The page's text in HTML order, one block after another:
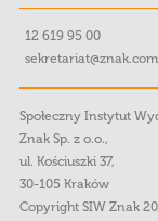
12 619 95 00
Społeczny Instytut
Znak Sp. z o.o.,
ul. Kościuszki 37,
30-105 Kraków
Copyright SIW Znak